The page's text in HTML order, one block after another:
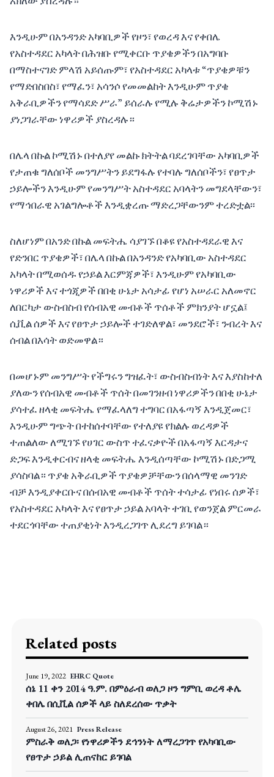
እንዲሁም በአንዳንድ አካባቢዎች የዞን፣ የወረዳ እና የቀበሌ
የአስተዳደር አካላት በሕዝቡ የሚቀርቡ ጥያቄዎችን በአግባቡ
በማስተናገድ ምላሽ አይሰጡም፣ የአስተዳደር አካላቱ “ጥያቄዎቹን
የማድበስበስ፣ የማፈን፣ አሳንሶ የመመልከት እንዲሁም ጥያቄ
አቅራቢዎችን የማሳደድ ሥራ” ይሰራሉ የሚሉ ቅሬታዎችን ኮሚሽኑ
ያነጋገራቸው ነዋሪዎች ያስረዳሉ።
በሌላ በኩል ኮሚሽኑ በተለያየ መልኩ ክትትል ባደረገባቸው አካባቢዎች
የታጠቁ ግለሰቦች መንግሥትን ይደግፋሉ የተባሉ ግለሰቦችን፣ የፀጥታ
ኃይሎችን እንዲሁም የመንግሥት አስተዳደር አባላትን መግደላቸውን፣
የማኅበራዊ አገልግሎቶች እንዲቋረጡ ማድረጋቸውንም ተረድቷል፡፡
ስለሆነም በአንድ በኩል መፍትሔ ሳያገኙ በቆዩ የአስተዳደራዊ እና
የድንበር ጥያቄዎች፣ በሌላ በኩል በአንዳንድ የአካባቢው አስተዳደር
አካላት በሚወሰዱ የኃይል እርምጃዎች፣ እንዲሁም የአካባቢው
ነዋሪዎች እና ተጎጂዎች በበቂ ሁኔታ አሳታፊ የሆነ አሠራር አለመኖር
ለበርካታ ውስብስብ የሰብአዊ መብቶች ጥሰቶች ምክንያት ሆኗል፤
ሲቪል ሰዎች እና የፀጥታ ኃይሎች ተገድለዋል፣ መንደሮች፣ ንብረት እና
ሰብል በእሳት ወድመዋል።
በመሆኑም መንግሥት የችግሩን ግዝፈት፣ ውስብስብነት እና እያስከተለ
ያለውን የሰብአዊ መብቶች ጥሰት በመገንዘብ ነዋሪዎችን በበቂ ሁኔታ
ያሳተፈ ዘላቂ መፍትሔ የማፈላለግ ተግባር በአፋጣኝ እንዲጀመር፣
እንዲሁም ግጭት በተከሰተባቸው የተለያዩ የክልሉ ወረዳዎች
ተጠልለው ለሚገኙ የሀገር ውስጥ ተፈናቃዮች በአፋጣኝ እርዳታና
ድጋፍ እንዲቀርብና ዘላቂ መፍትሔ እንዲሰጣቸው ኮሚሽኑ በድጋሚ
ያሳስባል። ጥያቄ አቅራቢዎች ጥያቄዎቻቸውን በሰላማዊ መንገድ
ብቻ እንዲያቀርቡና በሰብአዊ መብቶች ጥሰት ተሳታፊ የነበሩ ሰዎች፣
የአስተዳደር አካላት እና የፀጥታ ኃይል አባላት ተገቢ የወንጀል ምርመራ
ተደርጎባቸው ተጠያቂነት እንዲረጋገጥ ሊደረግ ይገባል።
Related posts
June 19, 2022 EHRC Quote
ሰኔ 11 ቀን 2014 ዓ.ም. በምዕራብ ወለጋ ዞን ግምቢ ወረዳ ቶሌ
ቀበሌ በሲቪል ሰዎች ላይ ስለደረሰው ጥቃት
August 26, 2021 Press Release
ምስራቅ ወለጋ፡ የነዋሪዎችን ደኅንነት ለማረጋገጥ የአካባቢው
የፀጥታ ኃይል ሊጠናከር ይገባል